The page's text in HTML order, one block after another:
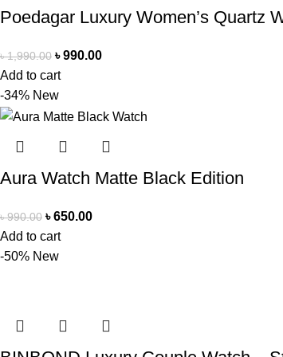
Poedagar Luxury Women’s Quartz
৳1,990.00 ৳990.00
Add to cart
-34% New
Aura Watch Matte Black Edition
৳990.00 ৳650.00
Add to cart
-50% New